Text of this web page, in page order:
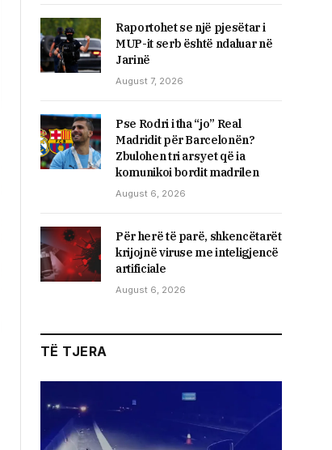
Raportohet se një pjesëtar i
MUP-it serb është ndaluar në
Jarinë
August 7, 2026
Pse Rodri i tha “jo” Real
Madridit për Barcelonën?
Zbulohen tri arsyet që ia
komunikoi bordit madrilen
August 6, 2026
Për herë të parë, shkencëtarët
krijojnë viruse me inteligjencë
artificiale
August 6, 2026
TË TJERA